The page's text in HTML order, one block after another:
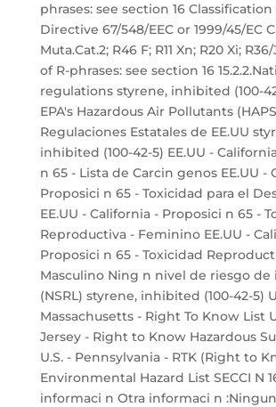
phrases: see section 16
Directive 67/548/EEC or 1999/45/EC
Muta.Cat.2; R46 F; R11 Xn; R20 Xi;
of R-phrases: see section 16
regulations styrene, inhibited (100-
EPA's Hazardous Air Pollutants
Regulaciones Estatales de EE.UU
inhibited (100-42-5) EE.UU -
n 65 - Lista de Carcin genos EE.UU -
Proposici n 65 - Toxicidad para el
EE.UU - California - Proposici n 65 -
Reproductiva - Feminino EE.UU -
Proposici n 65 - Toxicidad
Masculino Ning n nivel de riesgo
(NSRL) styrene, inhibited (100-42-5)
Massachusetts - Right To Know List
Jersey - Right to Know Hazardous
U.S. - Pennsylvania - RTK (Right to
Environmental Hazard List SECCI N
informaci n Otra informaci n